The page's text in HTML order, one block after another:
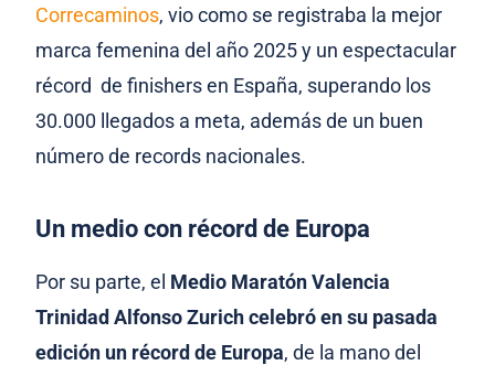
Correcaminos, vio como se registraba la mejor
marca femenina del año 2025 y un espectacular
récord de finishers en España, superando los
30.000 llegados a meta, además de un buen
número de records nacionales.
Un medio con récord de Europa
Por su parte, el Medio Maratón Valencia
Trinidad Alfonso Zurich celebró en su pasada
edición un récord de Europa, de la mano del